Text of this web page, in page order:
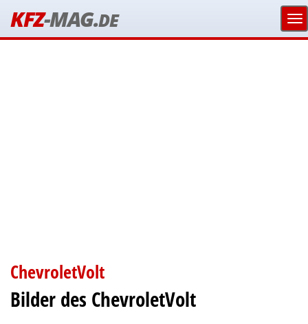
KFZ-MAG.DE
ChevroletVolt
Bilder des ChevroletVolt